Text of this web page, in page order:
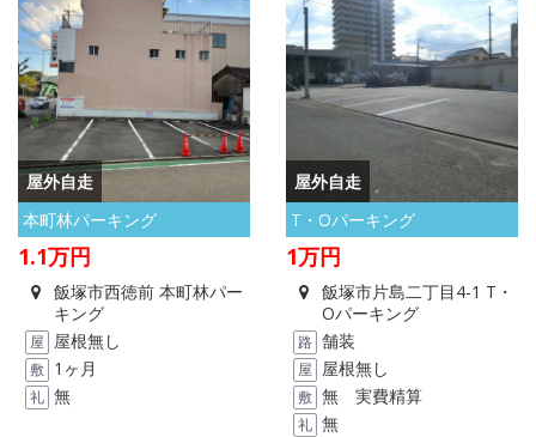
屋外自走
本町林パーキング
1.1万円
飯塚市西徳前 本町林パー
キング
路
屋 屋根無し
敷 1ヶ月
礼 無
屋外自走
T・Oパーキング
1万円
飯塚市片島二丁目4-1 T・
Oパーキング
路 舗装
屋 屋根無し
敷 無 実費精算
礼 無